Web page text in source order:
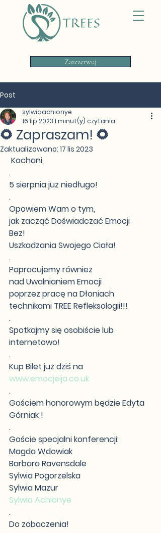
Zarezerwuj
Post
🌻 Zapraszam! 🌻
sylwiaachionye
16 lip 20231 minut(y) czytania
Zaktualizowano: 17 lis 2023
Kochani,
.
5 sierpnia już niedługo!
.
Opowiem Wam o tym,
jak zacząć Doświadczać Emocji
Bez!
Uszkadzania Swojego Ciała!
.
Popracujemy również
nad Uwalnianiem Emocji
poprzez pracę na Dłoniach
technikami TREE Refleksologii!!!
.
Spotkajmy się osobiście lub
internetowo!
.
Kup Bilet już dziś na
www.emocjeija.co.uk
.
Gościem honorowym będzie Edyta
Górniak !
.
Goście specjalni konferencji:
Magda Wdowiak
Barbara Ravensdale
Sylwia Pogorzelska
Sylwia Mazur
Sylwia Achionye
.
Do zobaczenia!